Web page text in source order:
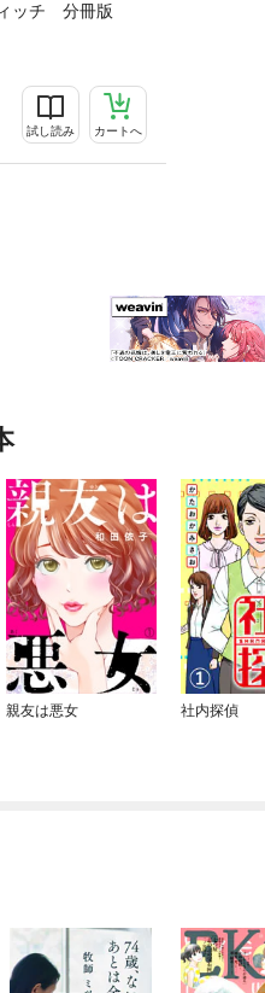
ッチ 分冊版
試し読み カートへ
親友は悪女 社内探偵